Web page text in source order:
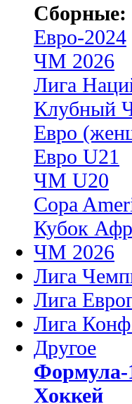
Сборные:
Евро-2024
ЧМ 2026
Лига
Клубный
Евро
Евро U21
ЧМ U20
Copa
Кубок
ЧМ 2026
Лига
Лига
Лига
Другое
Формула-
Хоккей